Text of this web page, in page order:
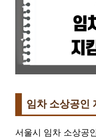
임차 소상공인
서울시 임차 소상공